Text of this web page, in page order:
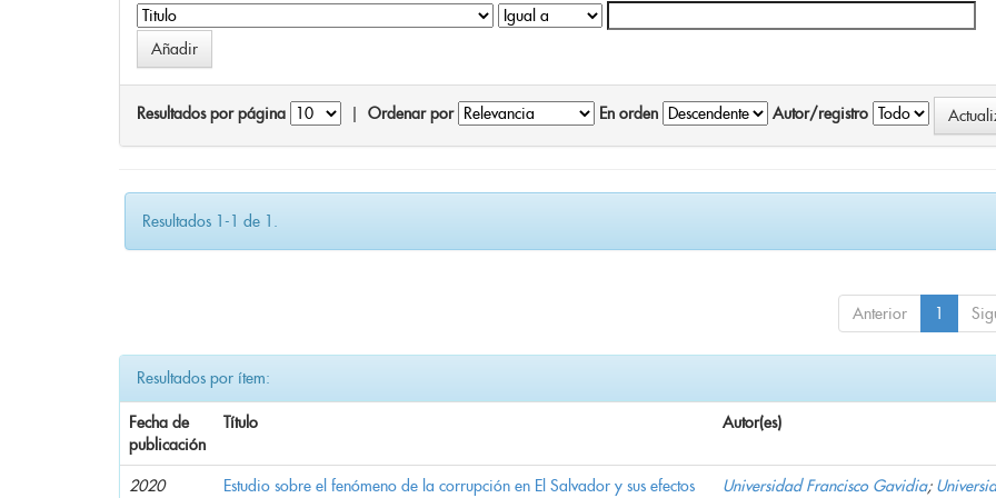
Resultados por página Ordenar por En orden Autor/registro
Resultados 1-1 de 1.
Anterior 1
Resultados por ítem:
Fecha de
publicación
Título Autor(es)
2020 Estudio sobre el fenómeno de la corrupción en El Salvador y sus efectos Universidad Francisco Gavidia;